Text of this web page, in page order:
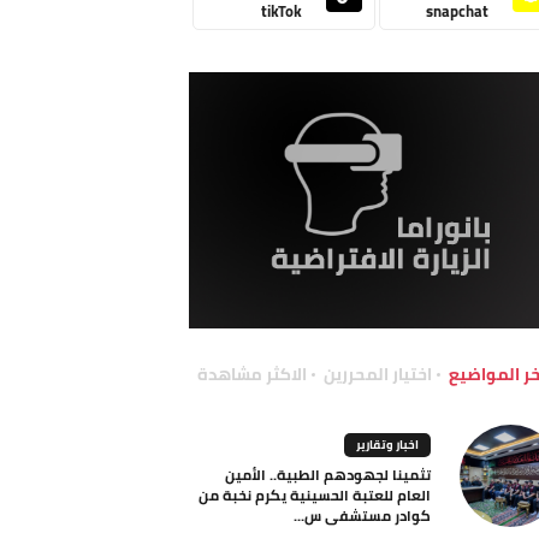
snapchat
tikTok
المواضيع اختيار المحررين الاكثر مشاهدة
اخبار وتقارير
تثمينا لجهودهم الطبية.. الأمين
العام للعتبة الحسينية يكرم نخبة من
كوادر مستشفى س...